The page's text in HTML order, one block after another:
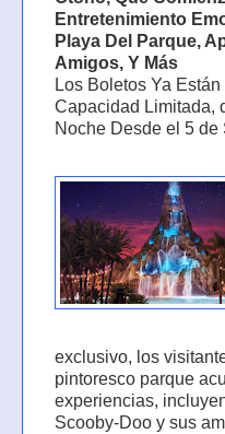
Entretenimiento
Playa Del Parque,
Amigos, Y Más
Los Boletos Ya
Capacidad Limitada,
Noche Desde el 5
exclusivo, los
pintoresco parque
experiencias,
Scooby-Doo y sus